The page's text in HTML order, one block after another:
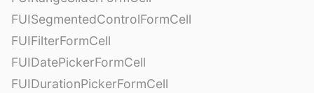
FUISegmentedControlFormCell
FUIFilterFormCell
FUIDatePickerFormCell
FUIDurationPickerFormCell